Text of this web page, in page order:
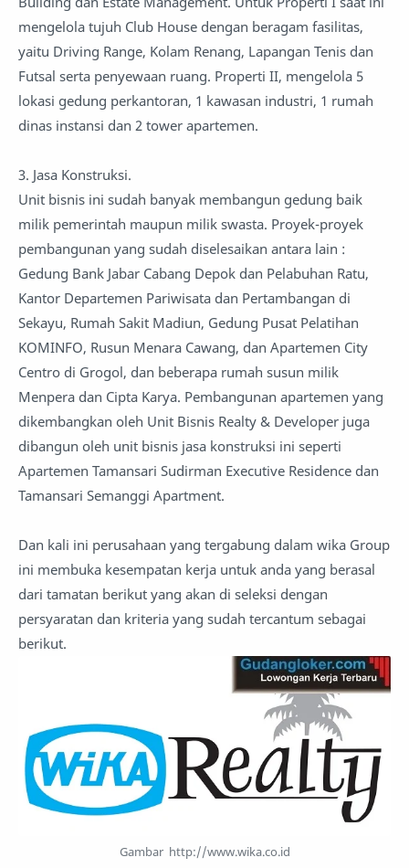
mengelola tujuh Club House dengan beragam fasilitas,
yaitu Driving Range, Kolam Renang, Lapangan Tenis dan
Futsal serta penyewaan ruang. Properti II, mengelola 5
lokasi gedung perkantoran, 1 kawasan industri, 1 rumah
dinas instansi dan 2 tower apartemen.
3. Jasa Konstruksi.
Unit bisnis ini sudah banyak membangun gedung baik
milik pemerintah maupun milik swasta. Proyek-proyek
pembangunan yang sudah diselesaikan antara lain :
Gedung Bank Jabar Cabang Depok dan Pelabuhan Ratu,
Kantor Departemen Pariwisata dan Pertambangan di
Sekayu, Rumah Sakit Madiun, Gedung Pusat Pelatihan
KOMINFO, Rusun Menara Cawang, dan Apartemen City
Centro di Grogol, dan beberapa rumah susun milik
Menpera dan Cipta Karya. Pembangunan apartemen yang
dikembangkan oleh Unit Bisnis Realty & Developer juga
dibangun oleh unit bisnis jasa konstruksi ini seperti
Apartemen Tamansari Sudirman Executive Residence dan
Tamansari Semanggi Apartment.
Dan kali ini perusahaan yang tergabung dalam wika Group
ini membuka kesempatan kerja untuk anda yang berasal
dari tamatan berikut yang akan di seleksi dengan
persyaratan dan kriteria yang sudah tercantum sebagai
berikut.
Gambar http://www.wika.co.id